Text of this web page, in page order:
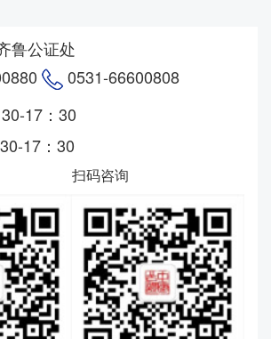
鲁公证处
0531-66600808
17：30
17：30
扫码咨询